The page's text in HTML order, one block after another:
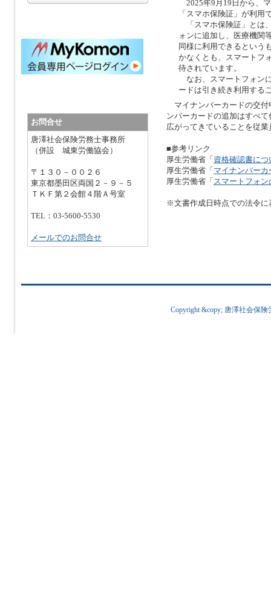
2025年9月19日から、
「スマホ保険証」が利用
「スマホ保険証」とは
ォンに追加し、医療機関
同様に利用できるという
かなくとも、スマートフ
待されています。
なお、スマートフォン
ードは引き続き利用する
マイナンバーカードの交付
ンバーカードの追加はすべ
広がってきていることを従
■参考リンク
厚生労働省「資格確認書に
厚生労働省「マイナンバー
厚生労働省「 スマートフォ
※文書作成日時点での法令
お問合せ
唐澤社会保険労務士事務所
（併設 城東労働協会）
〒１３０－００２６
東京都墨田区両国２－９－５
ＴＫＦ第２会館４階Ａ号室
TEL：03-5600-5530
メールでのお問合せ
Copyright &copy; 唐澤社会保険